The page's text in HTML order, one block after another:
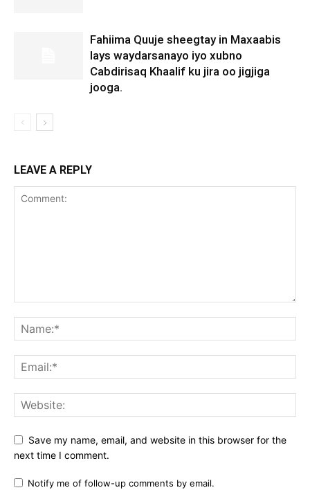
Fahiima Quuje sheegtay in Maxaabis
lays waydarsanayo iyo xubno
Cabdirisaq Khaalif ku jira oo jigjiga
jooga.
LEAVE A REPLY
Save my name, email, and website in this browser for the
next time I comment.
Notify me of follow-up comments by email.